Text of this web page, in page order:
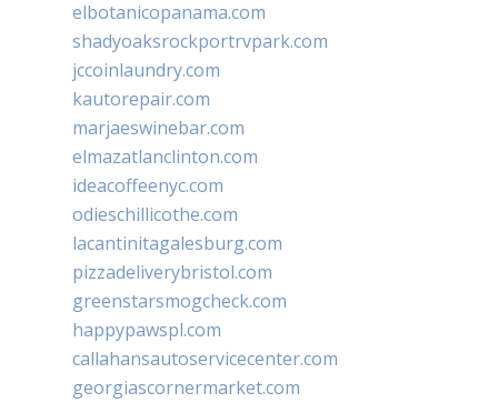
elbotanicopanama.com
shadyoaksrockportrvpark.com
jccoinlaundry.com
kautorepair.com
marjaeswinebar.com
elmazatlanclinton.com
ideacoffeenyc.com
odieschillicothe.com
lacantinitagalesburg.com
pizzadeliverybristol.com
greenstarsmogcheck.com
happypawspl.com
callahansautoservicecenter.com
georgiascornermarket.com